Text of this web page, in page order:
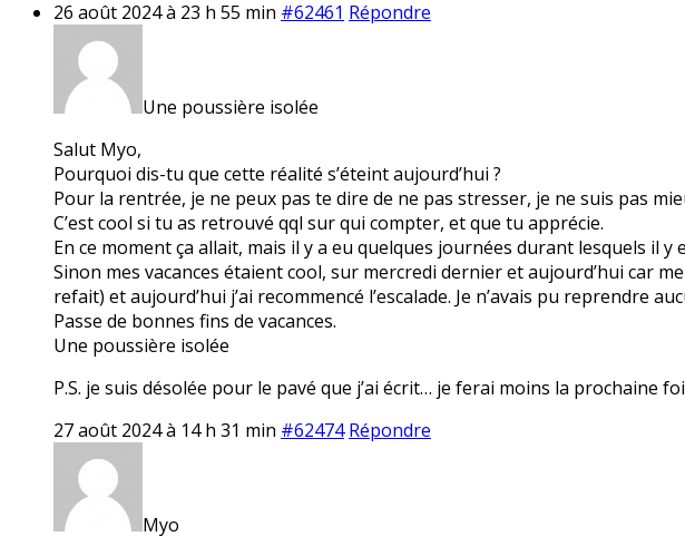
26 août 2024 à 23 h 55 min #62461 Répondre
Une poussière isolée
Salut Myo,
Pourquoi dis-tu que cette réalité s’éteint aujourd’hui ?
Pour la rentrée, je ne peux pas te dire de ne pas stresser, je ne suis pas
C’est cool si tu as retrouvé qql sur qui compter, et que tu apprécie.
En ce moment ça allait, mais il y a eu quelques journées durant lesquels il
Sinon mes vacances étaient cool, sur mercredi dernier et aujourd’hui car
refait) et aujourd’hui j’ai recommencé l’escalade. Je n’avais pu reprendre
Passe de bonnes fins de vacances.
Une poussière isolée
P.S. je suis désolée pour le pavé que j’ai écrit… je ferai moins la prochaine
27 août 2024 à 14 h 31 min #62474 Répondre
Myo